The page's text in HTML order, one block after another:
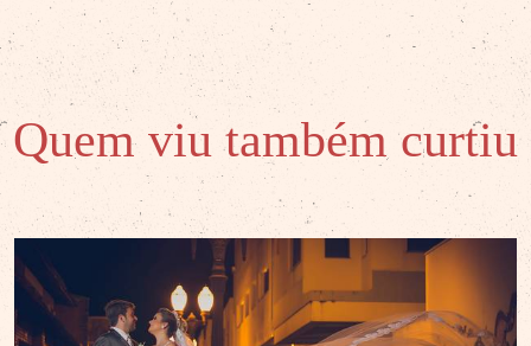
Quem viu também curtiu